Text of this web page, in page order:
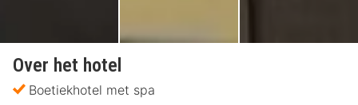
Over het hotel
Boetiekhotel met spa